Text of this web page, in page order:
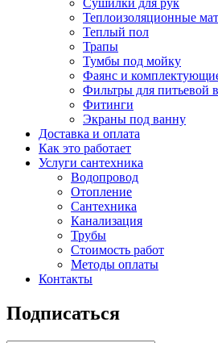
Сушилки для рук
Теплоизоляционные
Теплый пол
Трапы
Тумбы под мойку
Фаянс и
Фильтры для питьевой
Фитинги
Экраны под ванну
Доставка и оплата
Как это работает
Услуги сантехника
Водопровод
Отопление
Сантехника
Канализация
Трубы
Стоимость работ
Методы оплаты
Контакты
Подписаться